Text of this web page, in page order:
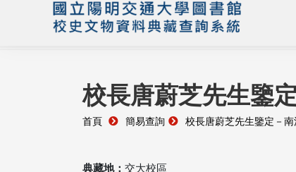
校長唐蔚芝先生鑒
首頁 簡易查詢 校長唐蔚芝先生鑒定－
典藏地： 交大校區